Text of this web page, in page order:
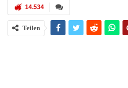
14.534
Teilen